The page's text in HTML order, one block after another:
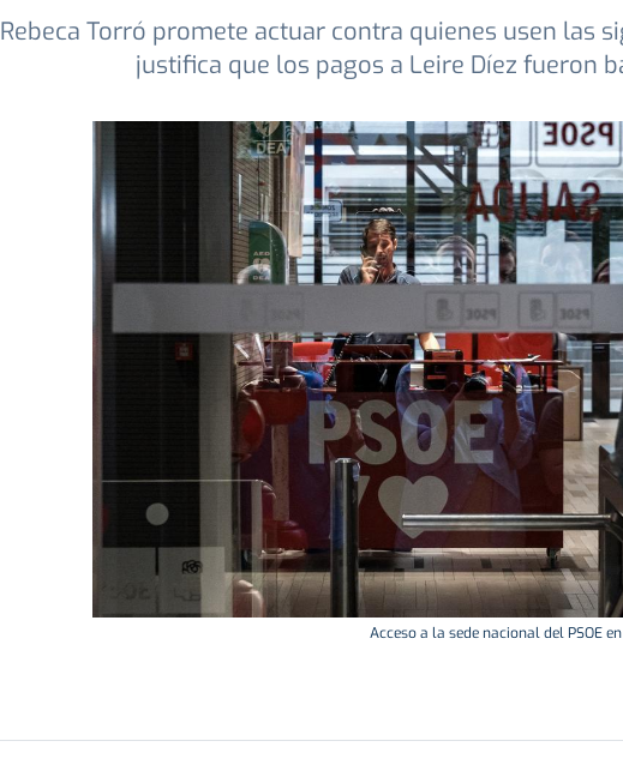
Rebeca Torró promete actuar contra quienes usen las
justifica que los pagos a Leire Díez fueron
Acceso a la sede nacional del PSOE